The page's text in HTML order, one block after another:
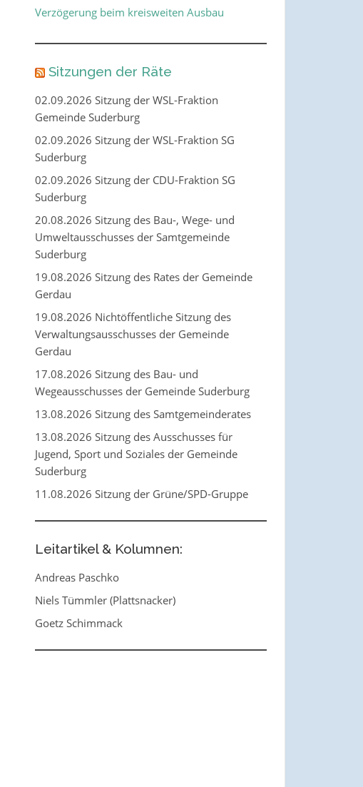
Verzögerung beim kreisweiten Ausbau
Sitzungen der Räte
02.09.2026 Sitzung der WSL-Fraktion
Gemeinde Suderburg
02.09.2026 Sitzung der WSL-Fraktion SG
Suderburg
02.09.2026 Sitzung der CDU-Fraktion SG
Suderburg
20.08.2026 Sitzung des Bau-, Wege- und
Umweltausschusses der Samtgemeinde
Suderburg
19.08.2026 Sitzung des Rates der Gemeinde
Gerdau
19.08.2026 Nichtöffentliche Sitzung des
Verwaltungsausschusses der Gemeinde
Gerdau
17.08.2026 Sitzung des Bau- und
Wegeausschusses der Gemeinde Suderburg
13.08.2026 Sitzung des Samtgemeinderates
13.08.2026 Sitzung des Ausschusses für
Jugend, Sport und Soziales der Gemeinde
Suderburg
11.08.2026 Sitzung der Grüne/SPD-Gruppe
Leitartikel & Kolumnen:
Andreas Paschko
Niels Tümmler (Plattsnacker)
Goetz Schimmack